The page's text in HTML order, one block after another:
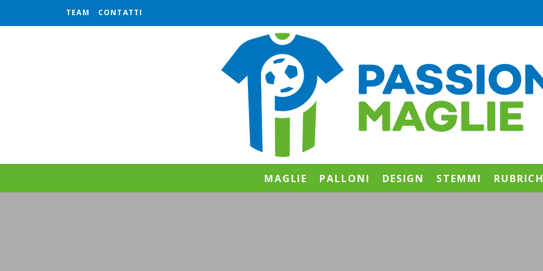
TEAM CONTATTI
MAGLIE PALLONI DESIGN STEMMI